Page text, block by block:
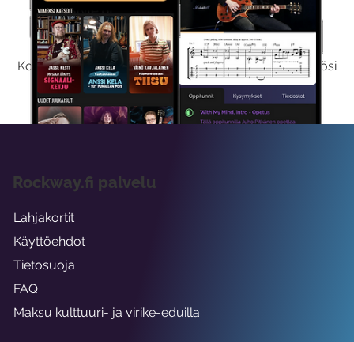
Kokeile Ilmaiseksi
Kokeilemalla ilmaiseksi saat koko sisältömme käyttöösi
viikon ajaksi.
Rockway.fi palvelu
Lahjakortit
Käyttöehdot
Tietosuoja
FAQ
Maksu kulttuuri- ja virike-eduilla